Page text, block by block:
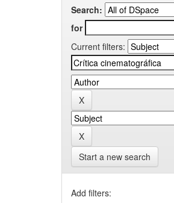
Search:
for
Current filters:
Start a new search
Add filters: